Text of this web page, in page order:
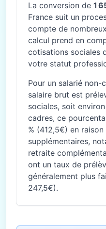
La conversion de 1
France suit un
compte de
calcul prend en
cotisations sociales
votre statut
Pour un salarié non-
salaire brut est
sociales, soit
cadres, ce
% (412,5€) en
supplémentaires,
retraite
ont un taux de
généralement plus
247,5€).